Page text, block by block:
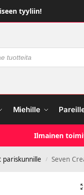
tyyliin!
Miehille
Ilmainen
pariskunnille / Seven